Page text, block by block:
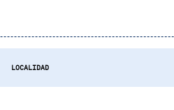
LOCALIDAD